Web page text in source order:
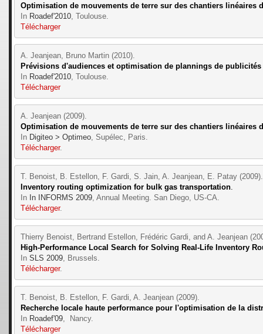
Optimisation de mouvements de terre sur des chantiers linéaires
In Roadef'2010, Toulouse.
Télécharger
A. Jeanjean, Bruno Martin (2010).
Prévisions d'audiences et optimisation de plannings de publicités
In Roadef'2010, Toulouse.
Télécharger
A. Jeanjean (2009).
Optimisation de mouvements de terre sur des chantiers linéaires
In Digiteo > Optimeo, Supélec, Paris.
Télécharger.
T. Benoist, B. Estellon, F. Gardi, S. Jain, A. Jeanjean, E. Patay (2009).
Inventory routing optimization for bulk gas transportation.
In In INFORMS 2009, Annual Meeting. San Diego, US-CA.
Télécharger.
Thierry Benoist, Bertrand Estellon, Frédéric Gardi, and A. Jeanjean
High-Performance Local Search for Solving Real-Life Inventory
In SLS 2009, Brussels.
Télécharger.
T. Benoist, B. Estellon, F. Gardi, A. Jeanjean (2009).
Recherche locale haute performance pour l'optimisation de la
In Roadef'09,  Nancy.
Télécharger